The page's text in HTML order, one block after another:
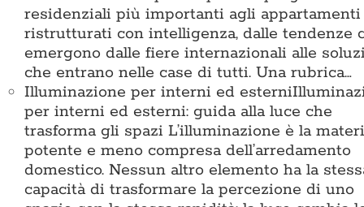
residenziali più importanti agli appartamenti
ristrutturati con intelligenza, dalle tendenze
emergono dalle fiere internazionali alle
che entrano nelle case di tutti. Una rubrica…
Illuminazione per interni ed esterni
per interni ed esterni: guida alla luce che
trasforma gli spazi L’illuminazione è la
potente e meno compresa dell’arredamento
domestico. Nessun altro elemento ha la
capacità di trasformare la percezione di uno